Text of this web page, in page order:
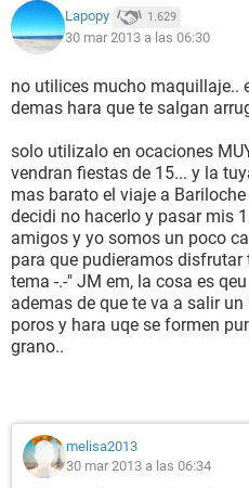
Lapopy 1.629
30 mar 2013 a las 06:30
no utilices mucho maquillaje..
demas hara que te salgan
solo utilizalo en ocaciones
vendran fiestas de 15... y la
mas barato el viaje a
decidi no hacerlo y pasar mis
amigos y yo somos un poco
para que pudieramos
tema -.-" JM em, la cosa es
ademas de que te va a salir
poros y hara uqe se formen
grano..
melisa2013
30 mar 2013 a las 06:34